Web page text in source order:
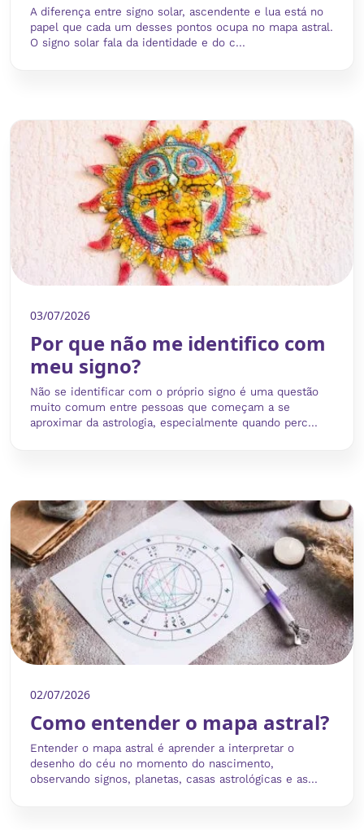
A diferença entre signo solar, ascendente e lua está no
papel que cada um desses pontos ocupa no mapa astral.
O signo solar fala da identidade e do c...
03/07/2026
Por que não me identifico com
meu signo?
Não se identificar com o próprio signo é uma questão
muito comum entre pessoas que começam a se
aproximar da astrologia, especialmente quando perc...
02/07/2026
Como entender o mapa astral?
Entender o mapa astral é aprender a interpretar o
desenho do céu no momento do nascimento,
observando signos, planetas, casas astrológicas e as...